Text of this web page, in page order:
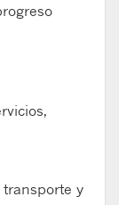
transporte y